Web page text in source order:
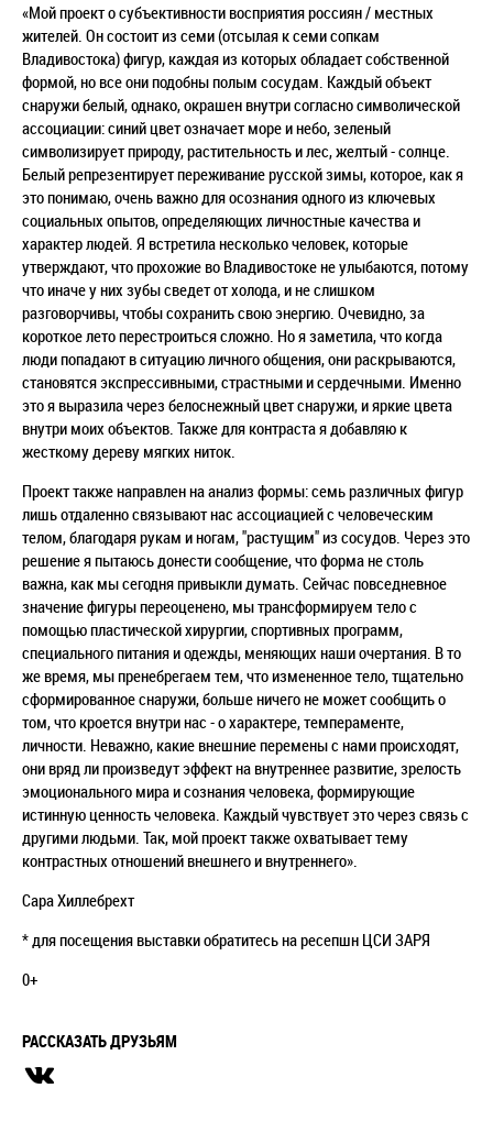
«Мой проект о субъективности восприятия россиян / местных
жителей. Он состоит из семи (отсылая к семи сопкам
Владивостока) фигур, каждая из которых обладает собственной
формой, но все они подобны полым сосудам. Каждый объект
снаружи белый, однако, окрашен внутри согласно символической
ассоциации: синий цвет означает море и небо, зеленый
символизирует природу, растительность и лес, желтый - солнце.
Белый репрезентирует переживание русской зимы, которое, как я
это понимаю, очень важно для осознания одного из ключевых
социальных опытов, определяющих личностные качества и
характер людей. Я встретила несколько человек, которые
утверждают, что прохожие во Владивостоке не улыбаются, потому
что иначе у них зубы сведет от холода, и не слишком
разговорчивы, чтобы сохранить свою энергию. Очевидно, за
короткое лето перестроиться сложно. Но я заметила, что когда
люди попадают в ситуацию личного общения, они раскрываются,
становятся экспрессивными, страстными и сердечными. Именно
это я выразила через белоснежный цвет снаружи, и яркие цвета
внутри моих объектов. Также для контраста я добавляю к
жесткому дереву мягких ниток.
Проект также направлен на анализ формы: семь различных фигур
лишь отдаленно связывают нас ассоциацией с человеческим
телом, благодаря рукам и ногам, "растущим" из сосудов. Через это
решение я пытаюсь донести сообщение, что форма не столь
важна, как мы сегодня привыкли думать. Сейчас повседневное
значение фигуры переоценено, мы трансформируем тело с
помощью пластической хирургии, спортивных программ,
специального питания и одежды, меняющих наши очертания. В то
же время, мы пренебрегаем тем, что измененное тело, тщательно
сформированное снаружи, больше ничего не может сообщить о
том, что кроется внутри нас - о характере, темпераменте,
личности. Неважно, какие внешние перемены с нами происходят,
они вряд ли произведут эффект на внутреннее развитие, зрелость
эмоционального мира и сознания человека, формирующие
истинную ценность человека. Каждый чувствует это через связь с
другими людьми. Так, мой проект также охватывает тему
контрастных отношений внешнего и внутреннего».
Сара Хиллебрехт
* для посещения выставки обратитесь на ресепшн ЦСИ ЗАРЯ
0+
РАССКАЗАТЬ ДРУЗЬЯМ